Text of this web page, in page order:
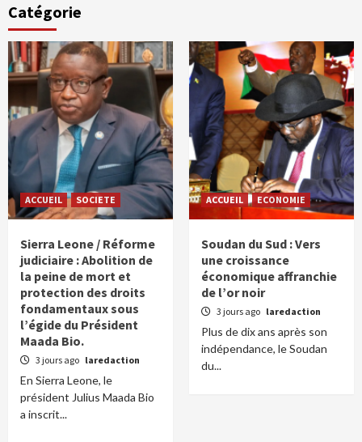
Catégorie
ACCUEIL SOCIETE
Sierra Leone / Réforme
judiciaire : Abolition de
la peine de mort et
protection des droits
fondamentaux sous
l’égide du Président
Maada Bio.
3 jours ago laredaction
En Sierra Leone, le
président Julius Maada Bio
a inscrit...
ACCUEIL ECONOMIE
Soudan du Sud : Vers
une croissance
économique affranchie
de l’or noir
3 jours ago laredaction
Plus de dix ans après son
indépendance, le Soudan
du...